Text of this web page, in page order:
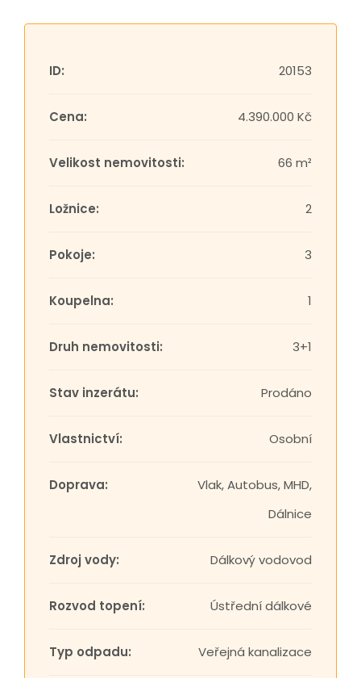
ID: 20153
Cena: 4.390.000 Kč
Velikost nemovitosti: 66 m²
Ložnice: 2
Pokoje: 3
Koupelna: 1
Druh nemovitosti: 3+1
Stav inzerátu: Prodáno
Vlastnictví: Osobní
Doprava:
Vlak, Autobus, MHD,
Dálnice
Zdroj vody: Dálkový vodovod
Rozvod topení: Ústřední dálkové
Typ odpadu: Veřejná kanalizace